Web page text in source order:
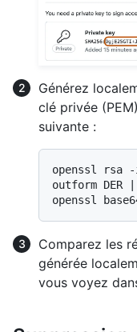
Générez
clé privée
suivante :
openssl rsa -
outform DER
Comparez les
générée
vous voyez